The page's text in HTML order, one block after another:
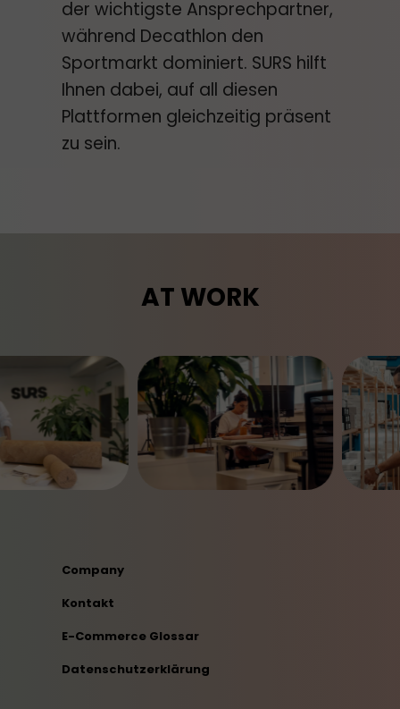
der wichtigste Ansprechpartner,
während Decathlon den
Sportmarkt dominiert. SURS hilft
Ihnen dabei, auf all diesen
Plattformen gleichzeitig präsent
zu sein.
Company
Kontakt
E-Commerce Glossar
Datenschutzerklärung
AT WORK